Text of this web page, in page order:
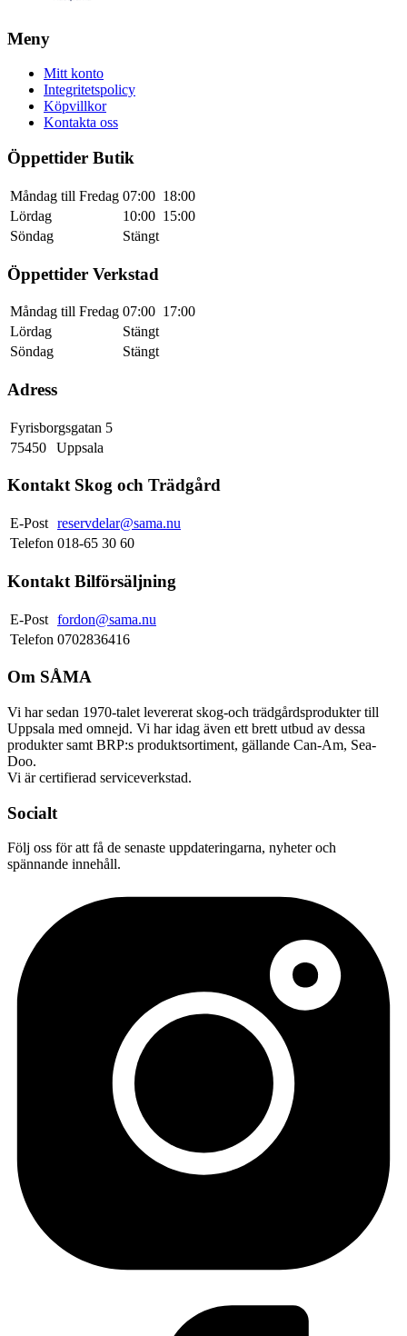
Meny
Mitt konto
Integritetspolicy
Köpvillkor
Kontakta oss
Öppettider Butik
Måndag till Fredag 07:00 18:00
Lördag
10:00 15:00
Söndag
Stängt
Öppettider Verkstad
Måndag till Fredag 07:00 17:00
Lördag
Stängt
Söndag
Stängt
Adress
Fyrisborgsgatan 5
75450
Uppsala
Kontakt Skog och Trädgård
E-Post reservdelar@sama.nu
Telefon 018-65 30 60
Kontakt Bilförsäljning
E-Post fordon@sama.nu
Telefon 0702836416
Om SÅMA
Vi har sedan 1970-talet levererat skog-och trädgårdsprodukter till
Uppsala med omnejd. Vi har idag även ett brett utbud av dessa
produkter samt BRP:s produktsortiment, gällande Can-Am, Sea-
Doo.
Vi är certifierad serviceverkstad.
Socialt
Följ oss för att få de senaste uppdateringarna, nyheter och
spännande innehåll.